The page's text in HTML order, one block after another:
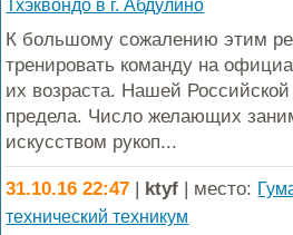
Тхэквондо в г. Абдулино
К большому сожалению этим
тренировать команду на
их возраста. Нашей
предела. Число желающих
искусством рукоп...
31.10.16 22:47 | ktyf | место:
технический техникум